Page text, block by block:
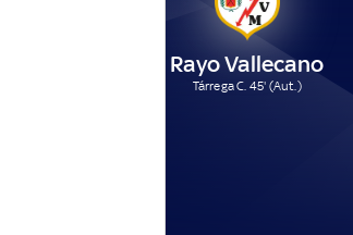
Rayo Vallecano
Tárrega C. 45' (Aut.)